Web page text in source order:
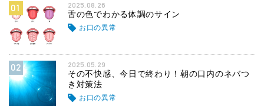
01 2025.08.26
舌の色でわかる体調のサイン
お口の異常
02 2025.05.29
その不快感、今日で終わり！朝の口内のネバつ
き対策法
お口の異常